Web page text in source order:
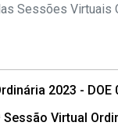
2023 - DOE
Virtual